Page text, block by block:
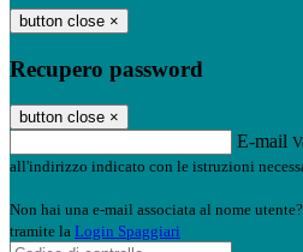
button close ×
Recupero password
button close ×
E-mail
all'indirizzo indicato con le istruzioni
Non hai una e-mail associata al nome
tramite la Login Spaggiari